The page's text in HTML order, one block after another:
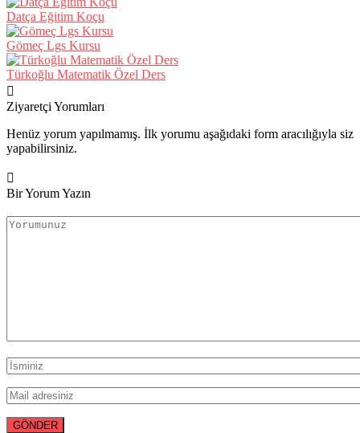
Datça Eğitim Koçu
Gömeç Lgs Kursu
Türkoğlu Matematik Özel Ders
Ziyaretçi Yorumları
Henüz yorum yapılmamış. İlk yorumu aşağıdaki form aracılığıyla siz
yapabilirsiniz.
Bir Yorum Yazın